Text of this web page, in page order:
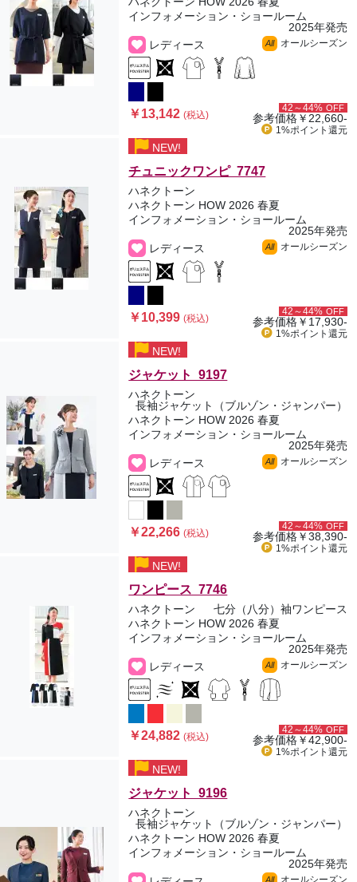
インフォメーション・ショールーム
2025年発売
レディース
All オールシーズン
￥13,142(税込)
42～44% OFF
参考価格￥22,660-
1%ポイント 還元
NEW!
チュニックワンピ 7747
ハネクトーン
ハネクトーン HOW 2026 春夏
インフォメーション・ショールーム
2025年発売
レディース
All オールシーズン
￥10,399(税込)
42～44% OFF
参考価格￥17,930-
1%ポイント 還元
NEW!
ジャケット 9197
ハネクトーン
長袖ジャケット（ブルゾン・ジャンパー）
ハネクトーン HOW 2026 春夏
インフォメーション・ショールーム
2025年発売
レディース
All オールシーズン
￥22,266(税込)
42～44% OFF
参考価格￥38,390-
1%ポイント 還元
NEW!
ワンピース 7746
ハネクトーン
七分（八分）袖ワンピース
ハネクトーン HOW 2026 春夏
インフォメーション・ショールーム
2025年発売
レディース
All オールシーズン
￥24,882(税込)
42～44% OFF
参考価格￥42,900-
1%ポイント 還元
NEW!
ジャケット 9196
ハネクトーン
長袖ジャケット（ブルゾン・ジャンパー）
ハネクトーン HOW 2026 春夏
インフォメーション・ショールーム
2025年発売
All オールシーズン